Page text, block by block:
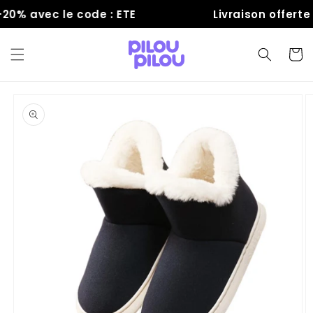
passer
au
avec le code : ETE Livraison offerte
Panier
informations
produits